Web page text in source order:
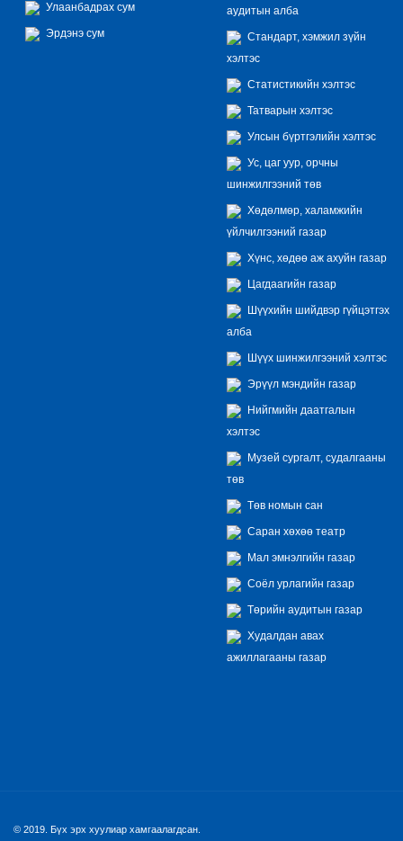
Улаанбадрах сум
Эрдэнэ сум
аудитын алба
Стандарт, хэмжил зүйн
хэлтэс
Статистикийн хэлтэс
Татварын хэлтэс
Улсын бүртгэлийн хэлтэс
Ус, цаг уур, орчны
шинжилгээний төв
Хөдөлмөр, халамжийн
үйлчилгээний газар
Хүнс, хөдөө аж ахуйн газар
Цагдаагийн газар
Шүүхийн шийдвэр гүйцэтгэх
алба
Шүүх шинжилгээний хэлтэс
Эрүүл мэндийн газар
Нийгмийн даатгалын
хэлтэс
Музей сургалт, судалгааны
төв
Төв номын сан
Саран хөхөө театр
Мал эмнэлгийн газар
Соёл урлагийн газар
Төрийн аудитын газар
Худалдан авах
ажиллагааны газар
© 2019. Бүх эрх хуулиар хамгаалагдсан.